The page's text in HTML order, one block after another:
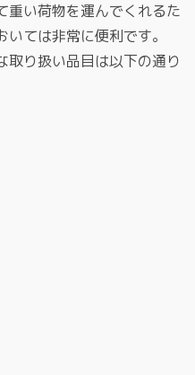
重い荷物を運んでくれるた
ては非常に便利です。
取り扱い品目は以下の通り